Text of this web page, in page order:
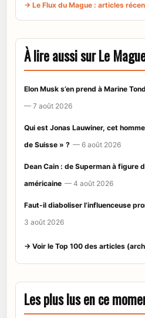
→ Le Flux du Mague : articles
À lire aussi sur Le
Elon Musk s’en prend à Marine
— 7 août 2026
Qui est Jonas Lauwiner, cet
de Suisse » ? — 6 août 2026
Dean Cain : de Superman à figure
américaine — 4 août 2026
Faut-il diaboliser l’influenceuse
3 août 2026
→ Voir le Top 100 des articles
Les plus lus en ce